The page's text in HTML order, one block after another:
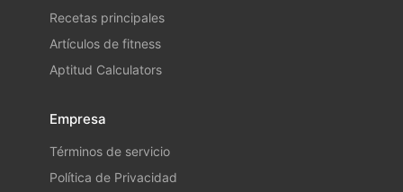
Recetas principales
Artículos de fitness
Aptitud Calculators
Empresa
Términos de servicio
Política de Privacidad